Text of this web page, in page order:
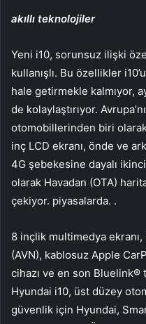
akıllı teknolojiler
Yeni i10, sorunsuz ilişki
kullanışlı. Bu özellikler
hale getirmekle kalmıyor,
de kolaylaştırıyor.
otomobillerinden biri
inç LCD ekranı, önde ve
4G şebekesine dayalı
olarak Havadan (OTA)
çekiyor. piyasalarda. .
8 inçlik multimedya
(AVN), kablosuz Apple
cihazı ve en son
Hyundai i10, üst düzey
güvenlik için Hyundai,